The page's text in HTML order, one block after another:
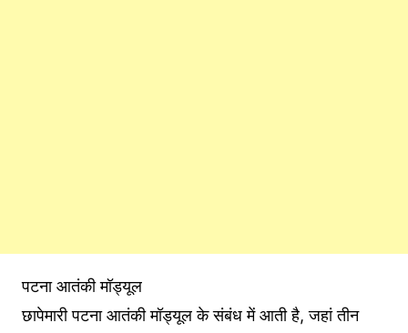
पटना आतंकी मॉड्यूल
छापेमारी पटना आतंकी मॉड्यूल के संबंध में आती है, जहां तीन